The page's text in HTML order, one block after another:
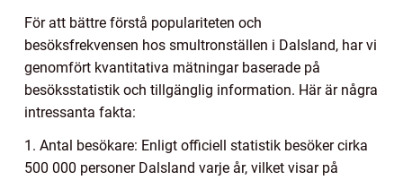
För att bättre förstå populariteten och
besöksfrekvensen hos smultronställen i Dalsland, har vi
genomfört kvantitativa mätningar baserade på
besöksstatistik och tillgänglig information. Här är några
intressanta fakta:
1. Antal besökare: Enligt officiell statistik besöker cirka
500 000 personer Dalsland varje år, vilket visar på